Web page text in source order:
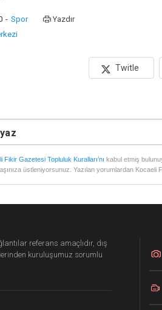
- Spor
Yazdır
Twitle
Fikir Gazetesi Topluluk Kuralları’nı kabul etmiş
üstleniyorsunuz. Yazılan yorumlardan Kocaeli
referans amaçlıdır, dış
kuruluşumuz sorumlu